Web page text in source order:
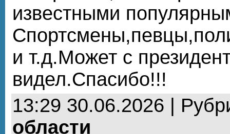
известными
и т.д.Может с
видел.Спасибо!!!
13:29 30.06.2026 |
области